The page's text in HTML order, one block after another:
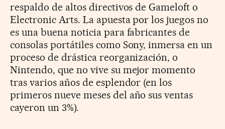
respaldo de altos directivos de Gameloft o
Electronic Arts. La apuesta por los juegos no
es una buena noticia para fabricantes de
consolas portátiles como Sony, inmersa en un
proceso de drástica reorganización, o
Nintendo, que no vive su mejor momento
tras varios años de esplendor (en los
primeros nueve meses del año sus ventas
cayeron un 3%).